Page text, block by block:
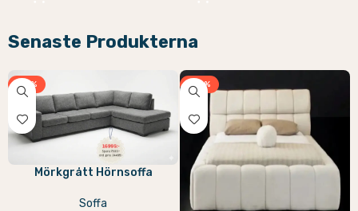
Senaste Produkterna
-31%
Mörkgrått Hörnsoffa
Soffa
-33%